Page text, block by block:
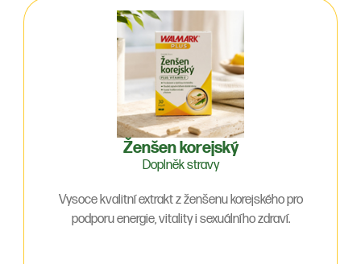
Ženšen korejský
Doplněk stravy
Vysoce kvalitní extrakt z ženšenu korejského pro
podporu energie, vitality i sexuálního zdraví.